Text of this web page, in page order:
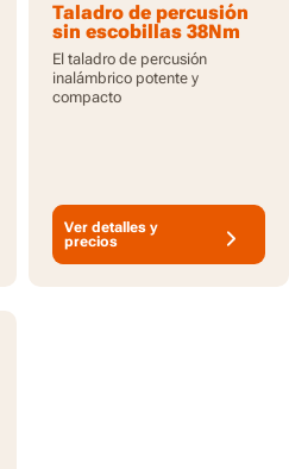
Taladro de percusión
sin escobillas 38Nm
12V - con batería y
cargador
El taladro de percusión
inalámbrico potente y
compacto
Ver detalles y
precios